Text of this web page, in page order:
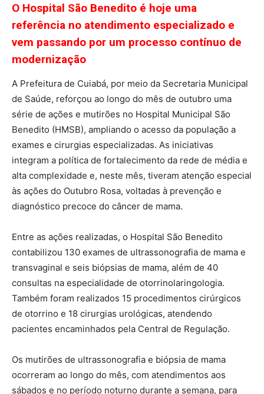
O Hospital São Benedito é hoje uma
referência no atendimento especializado e
vem passando por um processo contínuo de
modernização
A Prefeitura de Cuiabá, por meio da Secretaria Municipal
de Saúde, reforçou ao longo do mês de outubro uma
série de ações e mutirões no Hospital Municipal São
Benedito (HMSB), ampliando o acesso da população a
exames e cirurgias especializadas. As iniciativas
integram a política de fortalecimento da rede de média e
alta complexidade e, neste mês, tiveram atenção especial
às ações do Outubro Rosa, voltadas à prevenção e
diagnóstico precoce do câncer de mama.
Entre as ações realizadas, o Hospital São Benedito
contabilizou 130 exames de ultrassonografia de mama e
transvaginal e seis biópsias de mama, além de 40
consultas na especialidade de otorrinolaringologia.
Também foram realizados 15 procedimentos cirúrgicos
de otorrino e 18 cirurgias urológicas, atendendo
pacientes encaminhados pela Central de Regulação.
Os mutirões de ultrassonografia e biópsia de mama
ocorreram ao longo do mês, com atendimentos aos
sábados e no período noturno durante a semana, para